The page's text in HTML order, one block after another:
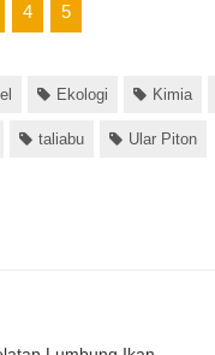
4 5
Ekologi Kimia
taliabu Ular Piton